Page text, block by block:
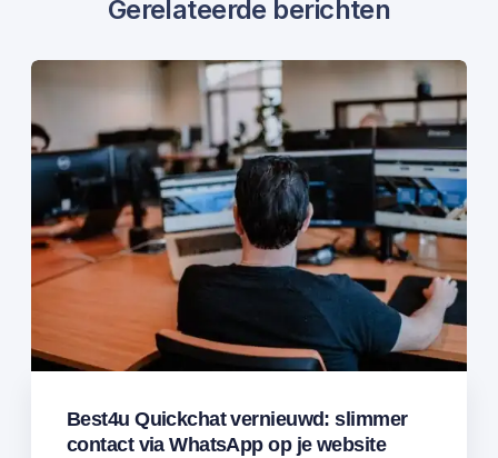
Gerelateerde berichten
Best4u Quickchat vernieuwd: slimmer
contact via WhatsApp op je website